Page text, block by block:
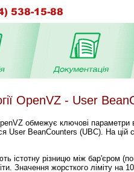
OpenVZ - User
обмежує ключові
User BeanCounters (UBC). На цій
істотну різницю між бар'єром
Значення жорсткого ліміту на